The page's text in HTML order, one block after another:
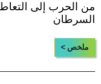
من الحرب إلى
السرطان
ملخص >